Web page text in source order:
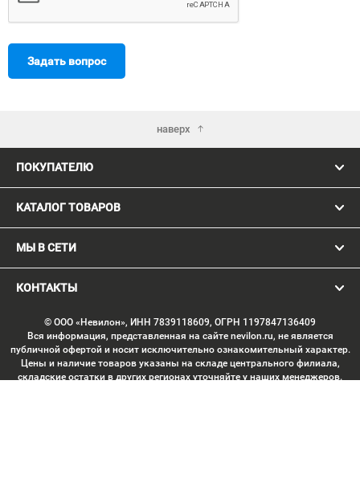
Задать вопрос
наверх
ПОКУПАТЕЛЮ
КАТАЛОГ ТОВАРОВ
МЫ В СЕТИ
КОНТАКТЫ
© ООО «Невилон», ИНН 7839118609, ОГРН 1197847136409
Вся информация, представленная на сайте nevilon.ru, не является
публичной офертой и носит исключительно ознакомительный характер.
Цены и наличие товаров указаны на складе центрального филиала,
складские остатки в других регионах уточняйте у наших менеджеров.